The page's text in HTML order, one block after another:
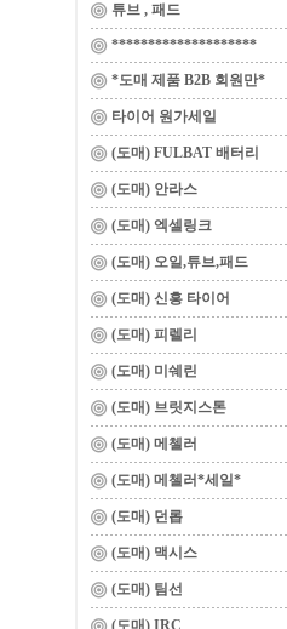
튜브 , 패드
********************
*도매 제품 B2B 회원만*
타이어 원가세일
(도매) FULBAT 배터리
(도매) 안라스
(도매) 엑셀링크
(도매) 오일,튜브,패드
(도매) 신흥 타이어
(도매) 피렐리
(도매) 미쉐린
(도매) 브릿지스톤
(도매) 메첼러
(도매) 메첼러*세일*
(도매) 던롭
(도매) 맥시스
(도매) 팀선
(도매) IRC